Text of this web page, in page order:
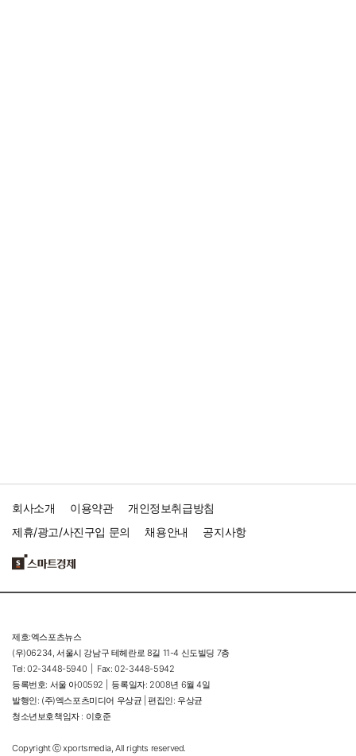
회사소개 이용약관
개인정보취급방침
제휴/광고/사진구입 문의
채용안내 공지사항
제호:엑스포츠뉴스
(우)06234, 서울시 강남구 테헤란로 8길 11-4 신도빌딩 7층
Tel: 02-3448-5940 |
Fax: 02-3448-5942
등록번호: 서울 아00592 |
등록일자: 2008년 6월 4일
발행인: (주)엑스포츠미디어 우상균 | 편집인: 우상균
청소년보호책임자 : 이호준
Copyright ⓒ xportsmedia, All rights reserved.